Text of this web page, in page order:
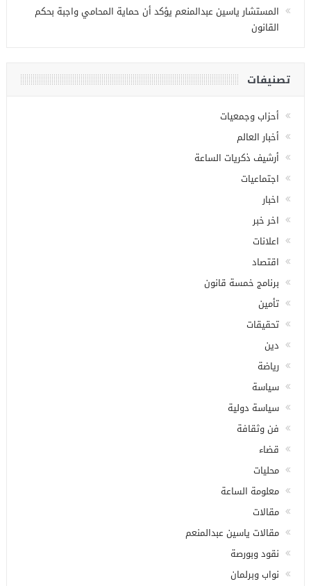
المستشار ياسين عبدالمنعم يؤكد أن حماية المحامي واجبة بحكم
القانون
تصنيفات
أحزاب وجمعيات
أخبار العالم
أرشيف ذكريات الساعة
اجتماعيات
اخبار
اخر خبر
اعلانات
اقتصاد
برنامج خمسة قانون
تأمين
تحقيقات
دين
رياضة
سياسة
سياسة دولية
فن وثقافة
قضاء
محليات
معلومة الساعة
مقالات
مقالات ياسين عبدالمنعم
نقود وبورصة
نواب وبرلمان